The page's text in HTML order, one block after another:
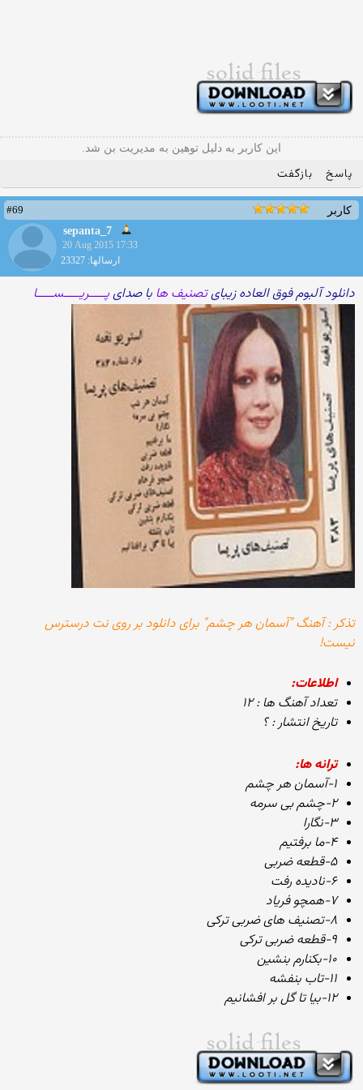
این کاربر به دلیل توهین به مدیریت بن شد.
پاسخ بازگفت
کاربر
#69
sepanta_7
20 Aug 2015 17:33
ارسالها: 23327
دانلود آلبوم فوق العاده زیبایتصنیف ها با صدایپـــــریـــــســـــا
تذکر : آهنگ "آسمان هر چشم" برای دانلود بر روی نت درسترس
نیست!
اطلاعات:
تعداد آهنگ ها : ۱۲
تاریخ انتشار : ؟
ترانه ها:
۱-آسمان هر چشم
۲-چشم بی سرمه
۳-نگارا
۴-ما برفتیم
۵-قطعه ضربی
۶-نادیده رفت
۷-همچو فریاد
۸-تصنیف های ضربی ترکی
۹-قطعه ضربی ترکی
۱۰-بکنارم بنشین
۱۱-تاب بنفشه
۱۲-بیا تا گل بر افشانیم